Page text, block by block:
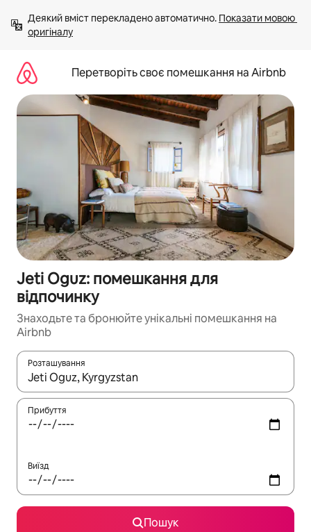
вмісту
Деякий вміст перекладено автоматично. Показати мовою
оригіналу
Перетворіть своє помешкання на Airbnb
Jeti Oguz: помешкання для
відпочинку
Знаходьте та бронюйте унікальні помешкання на
Airbnb
Розташування
Отримавши результати пошуку, використовуйте для
Прибуття
Виїзд
Пошук